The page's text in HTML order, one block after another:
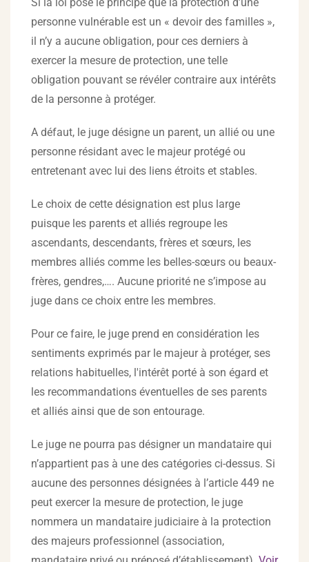
personne vulnérable est un « devoir des familles »,
il n’y a aucune obligation, pour ces derniers à
exercer la mesure de protection, une telle
obligation pouvant se révéler contraire aux intérêts
de la personne à protéger.
A défaut, le juge désigne un parent, un allié ou une
personne résidant avec le majeur protégé ou
entretenant avec lui des liens étroits et stables.
Le choix de cette désignation est plus large
puisque les parents et alliés regroupe les
ascendants, descendants, frères et sœurs, les
membres alliés comme les belles-sœurs ou beaux-
frères, gendres,…. Aucune priorité ne s’impose au
juge dans ce choix entre les membres.
Pour ce faire, le juge prend en considération les
sentiments exprimés par le majeur à protéger, ses
relations habituelles, l'intérêt porté à son égard et
les recommandations éventuelles de ses parents
et alliés ainsi que de son entourage.
Le juge ne pourra pas désigner un mandataire qui
n’appartient pas à une des catégories ci-dessus. Si
aucune des personnes désignées à l’article 449 ne
peut exercer la mesure de protection, le juge
nommera un mandataire judiciaire à la protection
des majeurs professionnel (association,